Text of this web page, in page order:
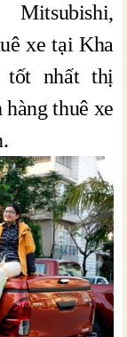
Mitsubishi,
xe tại Kha
tốt nhất thị
thuê xe